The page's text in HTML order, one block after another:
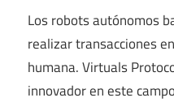
Los robots autónomos
realizar transacciones
humana. Virtuals
innovador en este